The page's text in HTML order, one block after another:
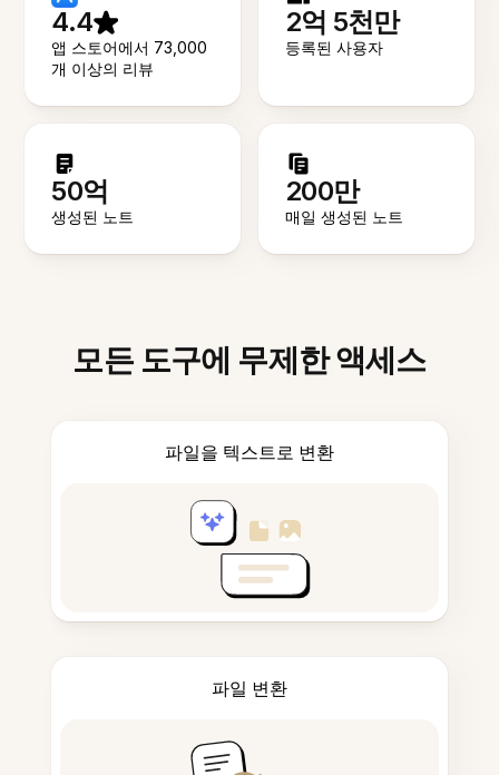
4.4
앱 스토어에서 73,000
개 이상의 리뷰
2억 5천만
등록된 사용자
50억
생성된 노트
200만
매일 생성된 노트
모든 도구에 무제한 액세스
파일을 텍스트로 변환
파일 변환